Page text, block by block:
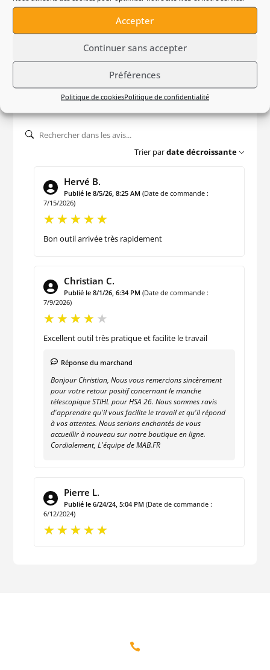
Accepter
Continuer sans accepter
Préférences
Politique de cookiesPolitique de confidentialité
HSA 26 – Gamme AS
VOIR L'ATTESTATION
Contrôle & qualité
4.7/5
Basé sur 3 avis
Trier pardate décroissante
Hervé B.
Publié le 8/5/26, 8:25 AM (Date de commande :
7/15/2026)
Bon outil arrivée très rapidement
Christian C.
Publié le 8/1/26, 6:34 PM (Date de commande :
7/9/2026)
Excellent outil très pratique et facilite le travail
Réponse du marchand
Bonjour Christian, Nous vous remercions sincèrement
pour votre retour positif concernant le manche
télescopique STIHL pour HSA 26. Nous sommes ravis
d'apprendre qu'il vous facilite le travail et qu'il répond
à vos attentes. Nous serions enchantés de vous
accueillir à nouveau sur notre boutique en ligne.
Cordialement, L'équipe de MAB.FR
Pierre L.
Publié le 6/24/24, 5:04 PM (Date de commande :
6/12/2024)
